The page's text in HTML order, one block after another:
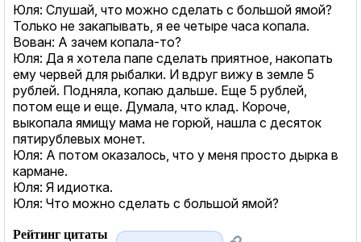
Юля: Слушай, что можно сделать с большой ямой?
Только не закапывать, я ее четыре часа копала.
Вован: А зачем копала-то?
Юля: Да я хотела папе сделать приятное, накопать
ему червей для рыбалки. И вдруг вижу в земле 5
рублей. Подняла, копаю дальше. Еще 5 рублей,
потом еще и еще. Думала, что клад. Короче,
выкопала ямищу мама не горюй, нашла с десяток
пятирублевых монет.
Юля: А потом оказалось, что у меня просто дырка в
кармане.
Юля: Я идиотка.
Юля: Что можно сделать с большой ямой?
Рейтинг цитаты